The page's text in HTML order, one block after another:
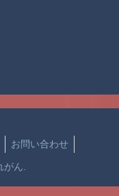
お問い合わせ
ん.